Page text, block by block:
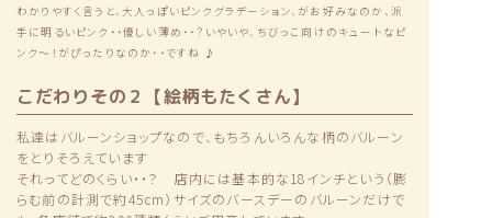
わかりやすく言うと、大人っぽいピンクグラデーション、がお好みなのか、派
手に明るいピンク・・優しい薄め・・？いやいや、ちびっこ向けのキュートなピ
ンク〜！がぴったりなのか・・ですね ♪
こだわりその２【絵柄もたくさん】
私達はバルーンショップなので、もちろんいろんな柄のバルーン
をとりそろえています
それってどのくらい・・？ 店内には基本的な18インチという（膨
らむ前の計測で約45cm）サイズのバースデーのバルーンだけで